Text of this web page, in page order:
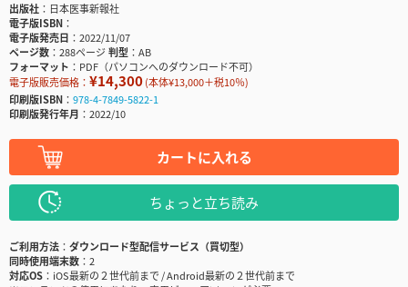
出版社
日本医事新報社
電子版ISBN
電子版発売日
2022/11/07
ページ数
288ページ判型
AB
フォーマット
PDF（パソコンへのダウンロード不可）
電子版販売価格： ¥14,300(本体¥13,000＋税10％)
印刷版ISBN
978-4-7849-5822-1
印刷版発行年月
2022/10
カートに入れる
ちょっと立ち読み
ご利用方法
ダウンロード型配信サービス（買切型）
同時使用端末数
2
対応OS
iOS最新の２世代前まで / Android最新の２世代前まで